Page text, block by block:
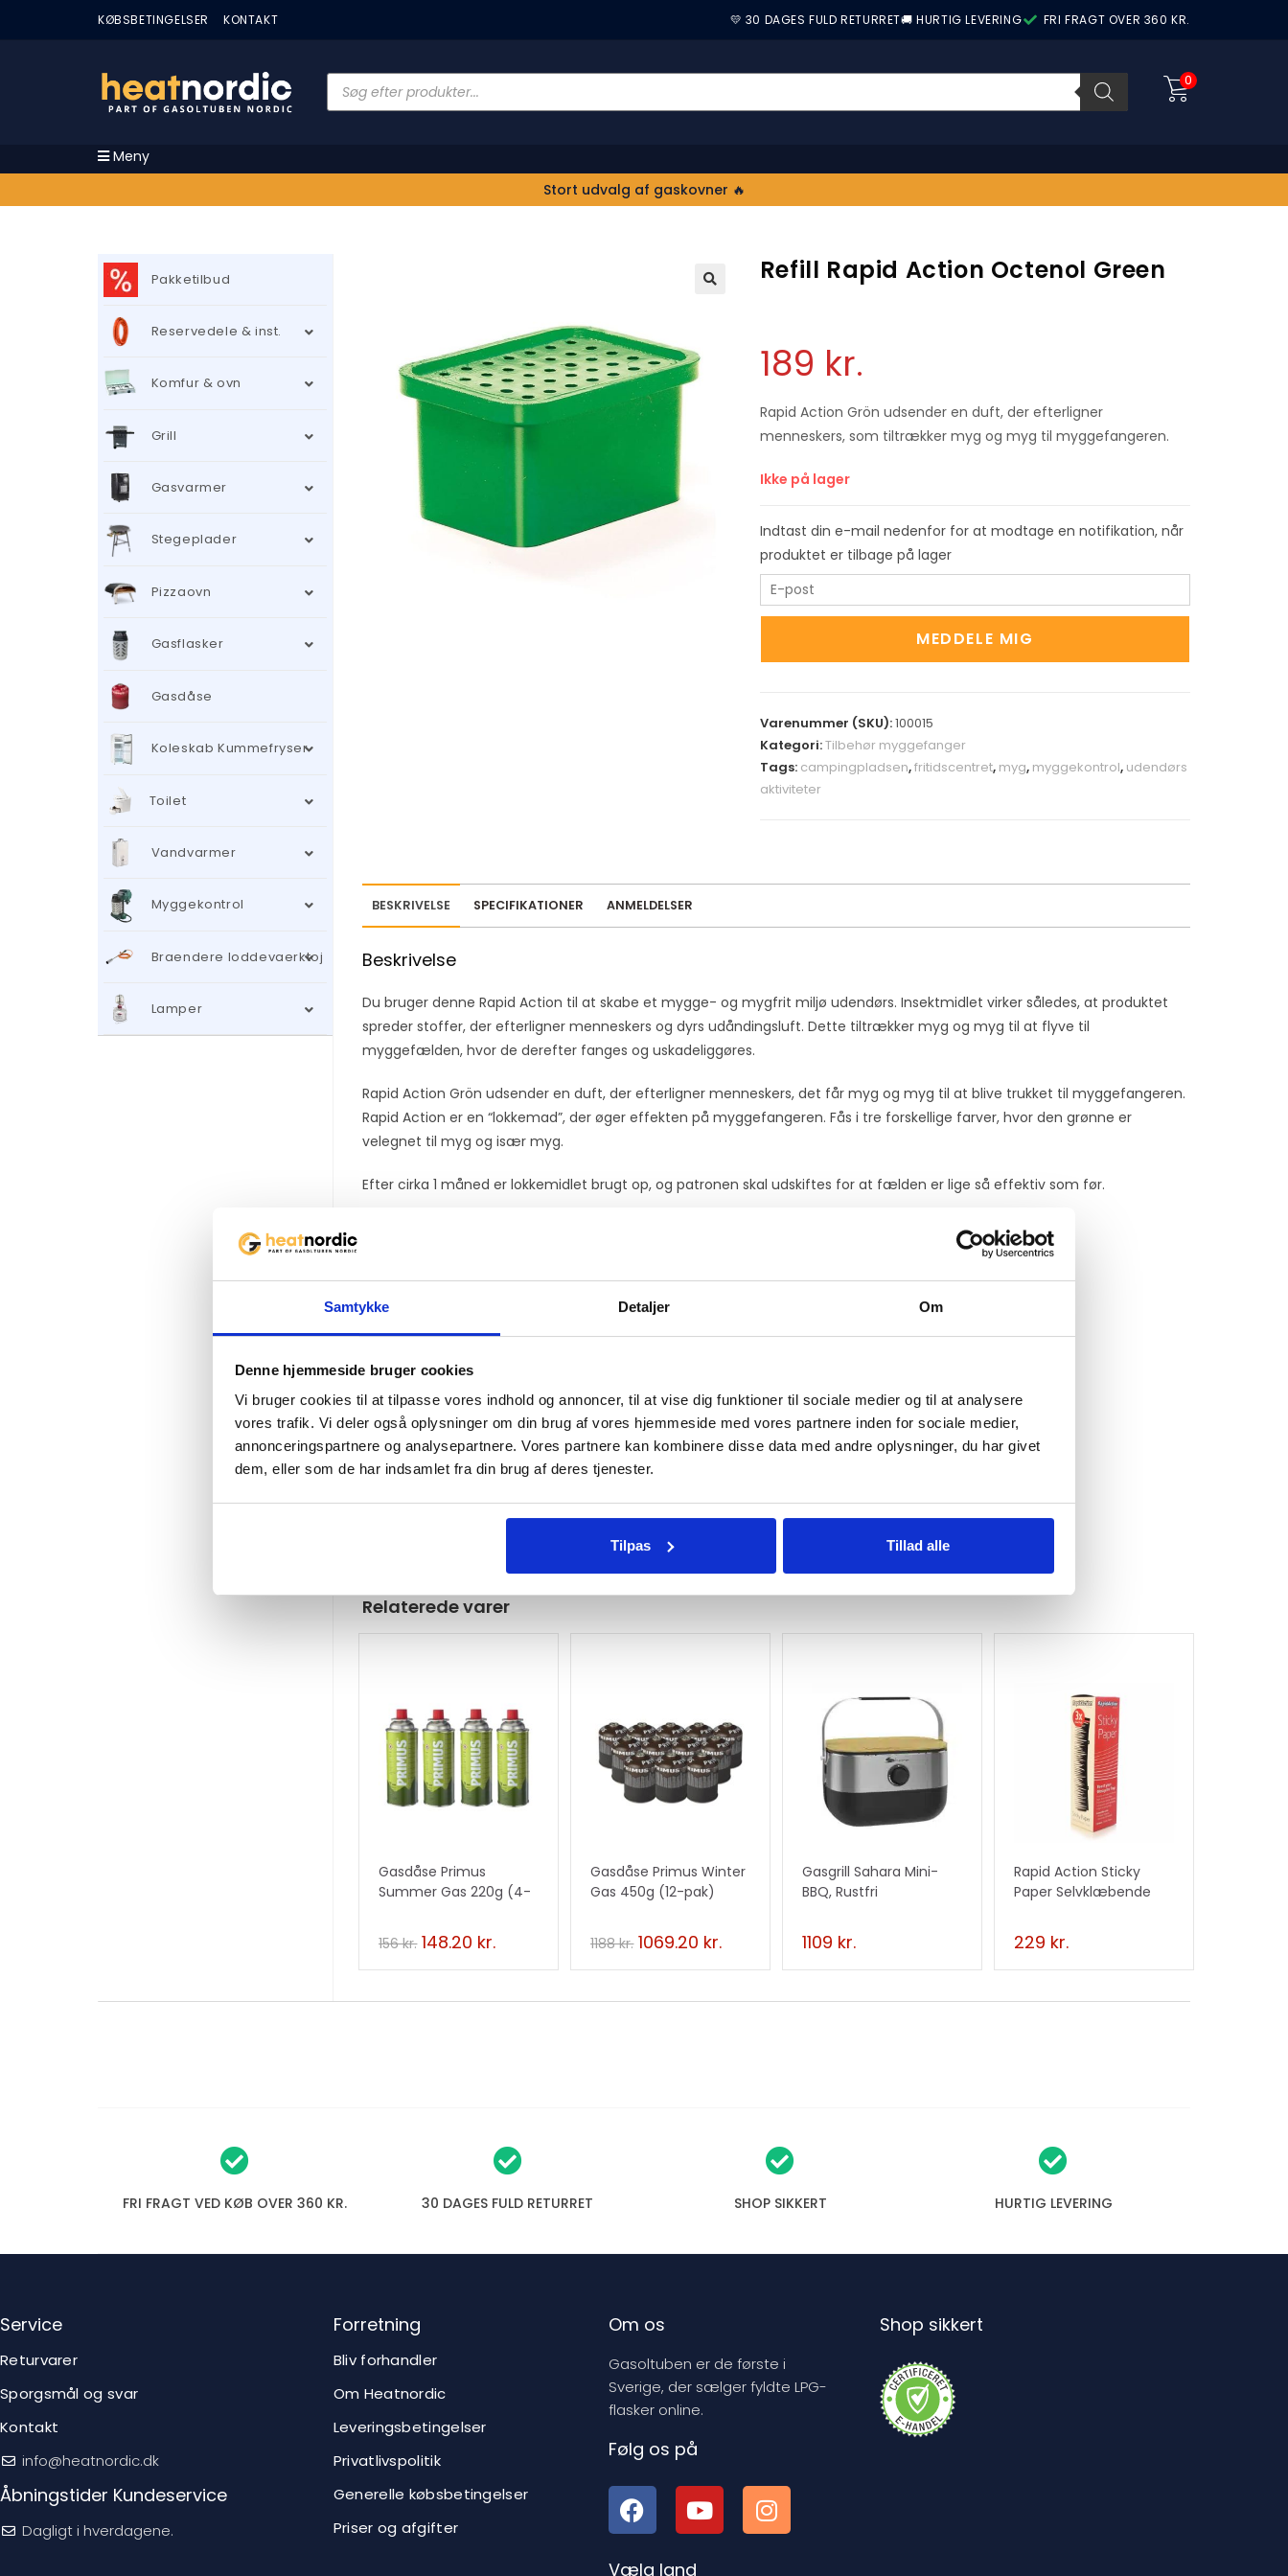
Samtykke Detaljer Om
Denne hjemmeside bruger cookies
Vi bruger cookies til at tilpasse vores indhold og annoncer, til at vise dig funktioner til sociale medier og til at analysere
vores trafik. Vi deler også oplysninger om din brug af vores hjemmeside med vores partnere inden for sociale medier,
annonceringspartnere og analysepartnere. Vores partnere kan kombinere disse data med andre oplysninger, du har givet
dem, eller som de har indsamlet fra din brug af deres tjenester.
Tilpas Tillad alle
KØBSBETINGELSER KONTAKT 💛 30 DAGES FULD RETURRET🚚 HURTIG LEVERING FRI FRAGT OVER 360 KR.
0
Meny
Stort udvalg af gaskovner 🔥
Pakketilbud
Reservedele & inst.
Komfur & ovn
Grill
Gasvarmer
Stegeplader
Pizzaovn
Gasflasker
Gasdåse
Koleskab Kummefryser
Toilet
Vandvarmer
Myggekontrol
Braendere loddevaerktoj
Lamper
Refill Rapid Action Octenol Green
189 kr.
Rapid Action Grön udsender en duft, der efterligner
menneskers, som tiltrækker myg og myg til myggefangeren.
Ikke på lager
Indtast din e-mail nedenfor for at modtage en notifikation, når
produktet er tilbage på lager
n
o
u
r
e
s
t
o
i
e
l
i
s
o
h
s
MEDDELE MIG
Varenummer (SKU):100015
Kategori:Tilbehør myggefanger
Tags: campingpladsen,fritidscentret, myg, myggekontrol, udendørs
aktiviteter
BESKRIVELSE SPECIFIKATIONER ANMELDELSER
Beskrivelse
Du bruger denne Rapid Action til at skabe et mygge- og mygfrit miljø udendørs. Insektmidlet virker således, at produktet
spreder stoffer, der efterligner menneskers og dyrs udåndingsluft. Dette tiltrækker myg og myg til at flyve til
myggefælden, hvor de derefter fanges og uskadeliggøres.
Rapid Action Grön udsender en duft, der efterligner menneskers, det får myg og myg til at blive trukket til myggefangeren.
Rapid Action er en “lokkemad”, der øger effekten på myggefangeren. Fås i tre forskellige farver, hvor den grønne er
velegnet til myg og især myg.
Efter cirka 1 måned er lokkemidlet brugt op, og patronen skal udskiftes for at fælden er lige så effektiv som før.
Åbnet octenol patron: Forbrug inden for 1 måned
Passer til:
AMT 100, AMT200 & AMT 50
Predator Dynamic
Relaterede varer
TILBUD
Gasdåse Primus
Summer Gas 220g (4-
156kr. 148.20 kr.
TILBUD
!
Gasdåse Primus Winter
Gas 450g (12-pak)
1188kr. 1069.20 kr.
Gasgrill Sahara Mini-
BBQ, Rustfri
1109 kr.
Rapid Action Sticky
Paper Selvklæbende
229 kr.
FRI FRAGT VED KØB OVER 360 KR. 30 DAGES FULD RETURRET SHOP SIKKERT HURTIG LEVERING
Service
Returvarer
Sporgsmål og svar
Kontakt
info@heatnordic.dk
Åbningstider Kundeservice
Dagligt i hverdagene.
Forretning
Bliv forhandler
Om Heatnordic
Leveringsbetingelser
Privatlivspolitik
Generelle købsbetingelser
Priser og afgifter
Om os
Gasoltuben er de første i
Sverige, der sælger fyldte LPG-
flasker online.
Følg os på
Vælg land
Shop sikkert